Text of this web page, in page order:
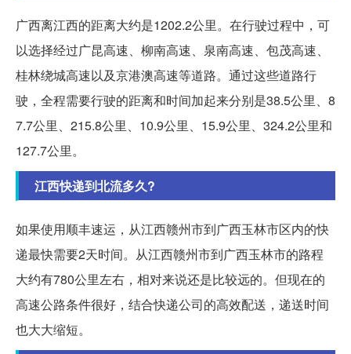
广西离江西的距离大约是1202.2公里。在行驶过程中，可
以选择经过广昆高速、柳南高速、泉南高速、包茂高速、
桂林绕城高速以及京港澳高速等道路。通过这些道路行
驶，全程需要行驶的距离和时间加起来分别是38.5公里、8
7.7公里、215.8公里、10.9公里、15.9公里、324.2公里和
127.7公里。
江西快递到北流多久?
如果使用顺丰速运，从江西赣州市到广西玉林市区内的快
递最快需要2天时间。从江西赣州市到广西玉林市的路程
大约有780公里左右，相对来说还是比较远的。但现在的
高速公路条件很好，结合快递公司的高效配送，递送时间
也大大缩短。